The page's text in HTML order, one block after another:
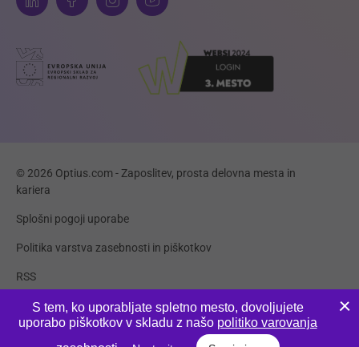
© 2026 Optius.com - Zaposlitev, prosta delovna mesta in
kariera
Splošni pogoji uporabe
Politika varstva zasebnosti in piškotkov
RSS
Piškotki
S tem, ko uporabljate spletno mesto, dovoljujete
uporabo piškotkov v skladu z našo politiko varovanja